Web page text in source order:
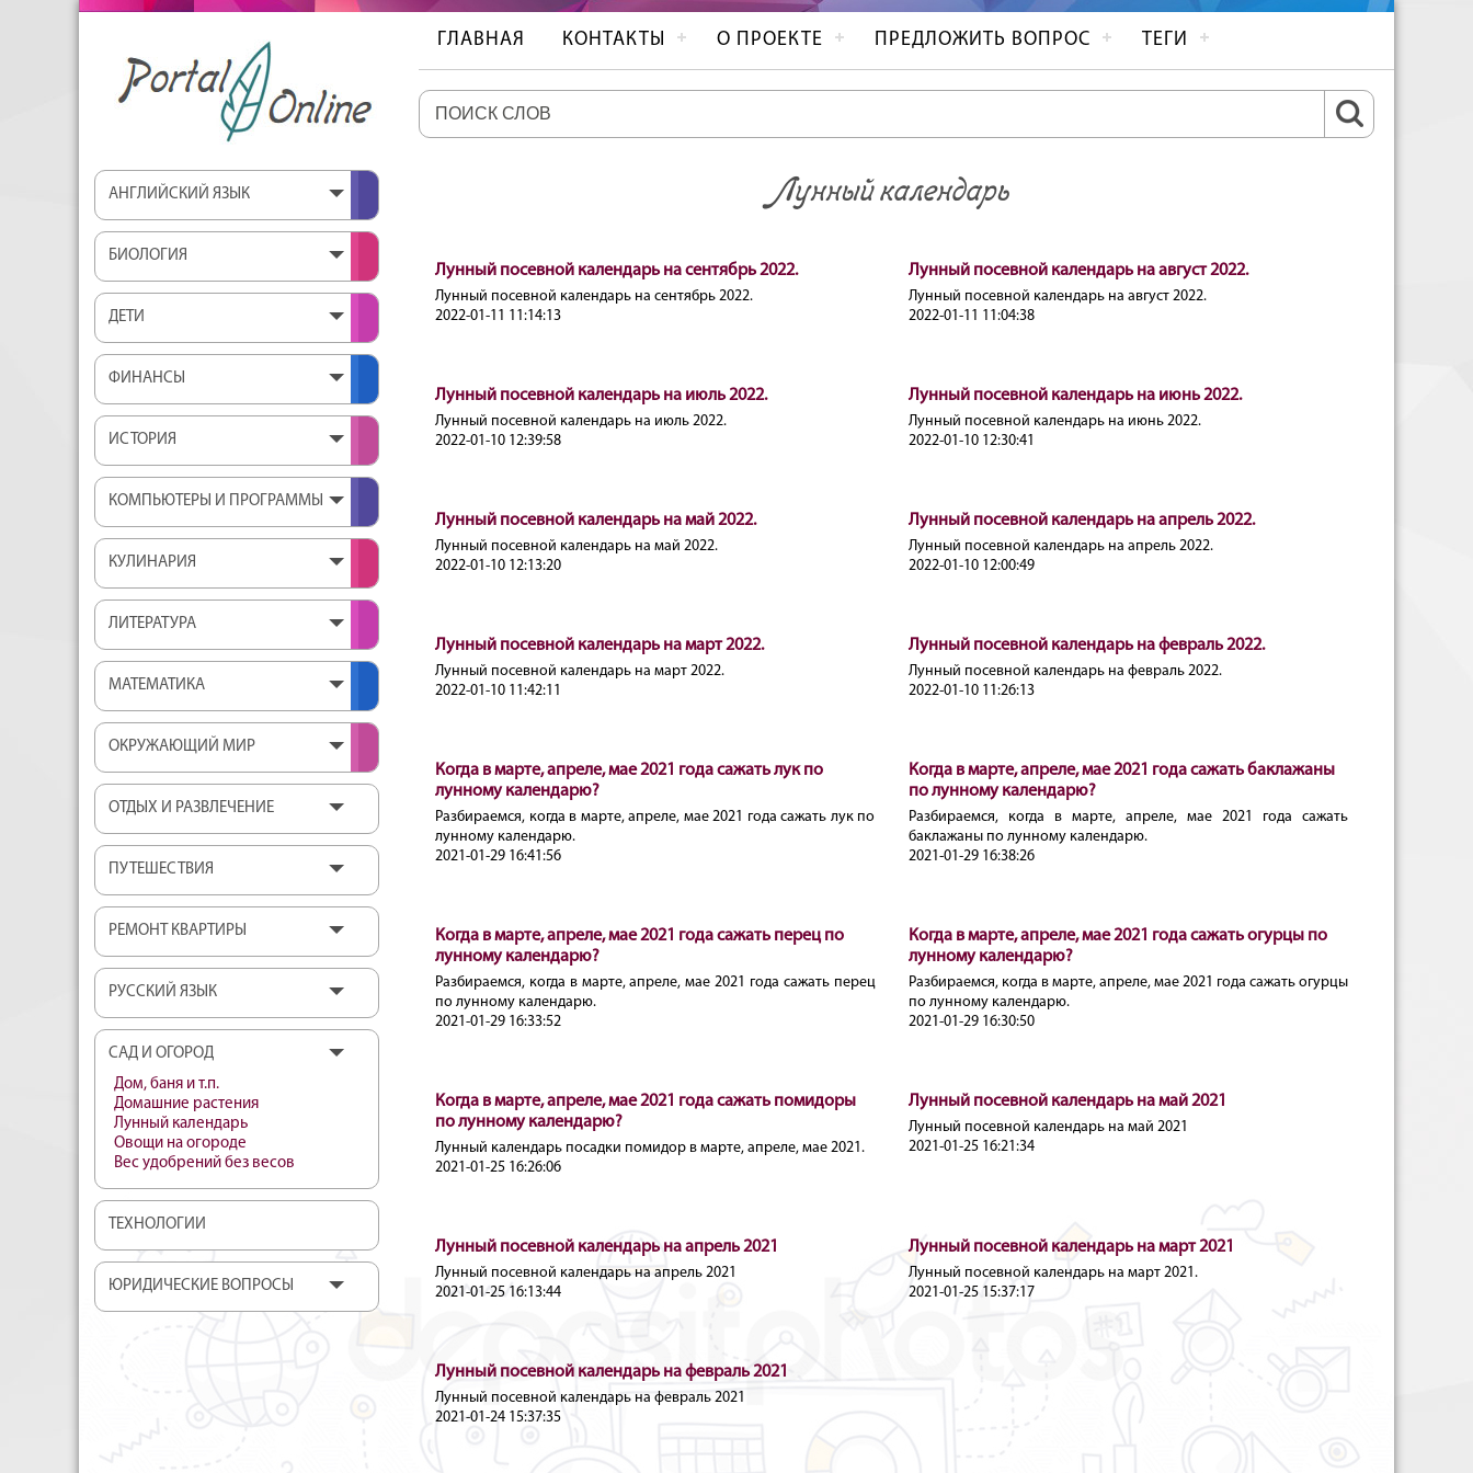
ГЛАВНАЯ КОНТАКТЫ О ПРОЕКТЕ ПРЕДЛОЖИТЬ ВОПРОС ТЕГИ
АНГЛИЙСКИЙ ЯЗЫК
БИОЛОГИЯ
ДЕТИ
ФИНАНСЫ
ИСТОРИЯ
КОМПЬЮТЕРЫ И ПРОГРАММЫ
КУЛИНАРИЯ
ЛИТЕРАТУРА
МАТЕМАТИКА
ОКРУЖАЮЩИЙ МИР
ОТДЫХ И РАЗВЛЕЧЕНИЕ
ПУТЕШЕСТВИЯ
РЕМОНТ КВАРТИРЫ
РУССКИЙ ЯЗЫК
САД И ОГОРОД
Дом, баня и т.п.
Домашние растения
Лунный календарь
Овощи на огороде
Вес удобрений без весов
ТЕХНОЛОГИИ
ЮРИДИЧЕСКИЕ ВОПРОСЫ
Лунный календарь
Лунный посевной календарь на сентябрь 2022.
Лунный посевной календарь на сентябрь 2022.
2022-01-11 11:14:13
Лунный посевной календарь на август 2022.
Лунный посевной календарь на август 2022.
2022-01-11 11:04:38
Лунный посевной календарь на июль 2022.
Лунный посевной календарь на июль 2022.
2022-01-10 12:39:58
Лунный посевной календарь на июнь 2022.
Лунный посевной календарь на июнь 2022.
2022-01-10 12:30:41
Лунный посевной календарь на май 2022.
Лунный посевной календарь на май 2022.
2022-01-10 12:13:20
Лунный посевной календарь на апрель 2022.
Лунный посевной календарь на апрель 2022.
2022-01-10 12:00:49
Лунный посевной календарь на март 2022.
Лунный посевной календарь на март 2022.
2022-01-10 11:42:11
Лунный посевной календарь на февраль 2022.
Лунный посевной календарь на февраль 2022.
2022-01-10 11:26:13
Когда в марте, апреле, мае 2021 года сажать лук по
лунному календарю?
Разбираемся, когда в марте, апреле, мае 2021 года сажать лук по
лунному календарю.
2021-01-29 16:41:56
Когда в марте, апреле, мае 2021 года сажать баклажаны
по лунному календарю?
Разбираемся, когда в марте, апреле, мае 2021 года сажать
баклажаны по лунному календарю.
2021-01-29 16:38:26
Когда в марте, апреле, мае 2021 года сажать перец по
лунному календарю?
Разбираемся, когда в марте, апреле, мае 2021 года сажать перец
по лунному календарю.
2021-01-29 16:33:52
Когда в марте, апреле, мае 2021 года сажать огурцы по
лунному календарю?
Разбираемся, когда в марте, апреле, мае 2021 года сажать огурцы
по лунному календарю.
2021-01-29 16:30:50
Когда в марте, апреле, мае 2021 года сажать помидоры
по лунному календарю?
Лунный календарь посадки помидор в марте, апреле, мае 2021.
2021-01-25 16:26:06
Лунный посевной календарь на май 2021
Лунный посевной календарь на май 2021
2021-01-25 16:21:34
Лунный посевной календарь на апрель 2021
Лунный посевной календарь на апрель 2021
2021-01-25 16:13:44
Лунный посевной календарь на март 2021
Лунный посевной календарь на март 2021.
2021-01-25 15:37:17
Лунный посевной календарь на февраль 2021
Лунный посевной календарь на февраль 2021
2021-01-24 15:37:35